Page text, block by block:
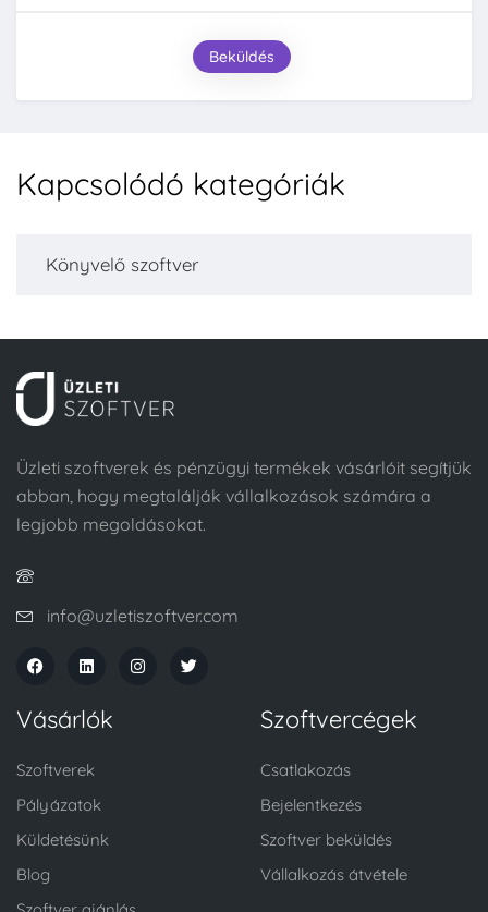
Beküldés
Kapcsolódó kategóriák
Könyvelő szoftver
Üzleti szoftverek és pénzügyi termékek vásárlóit segítjük
abban, hogy megtalálják vállalkozások számára a
legjobb megoldásokat.
info@uzletiszoftver.com
Vásárlók
Szoftverek
Pályázatok
Küldetésünk
Blog
Szoftvercégek
Csatlakozás
Bejelentkezés
Szoftver beküldés
Vállalkozás átvétele